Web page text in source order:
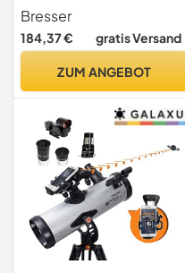
Mehrschichtvergütung,
wasserdicht mit Schutzgas
gefüllt
Bresser
184,37 € gratis Versand
ZUM ANGEBOT